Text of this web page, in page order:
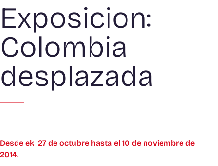
Exposicion:
Colombia
desplazada
Desde ek 27 de octubre hasta el 10 de noviembre de
2014.